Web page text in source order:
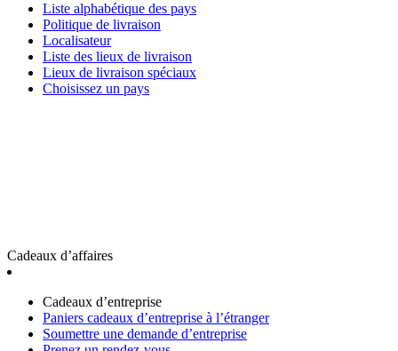
Liste alphabétique des pays
Politique de livraison
Localisateur
Liste des lieux de livraison
Lieux de livraison spéciaux
Choisissez un pays
Cadeaux d’affaires
Cadeaux d’entreprise
Paniers cadeaux d’entreprise à l’étranger
Soumettre une demande d’entreprise